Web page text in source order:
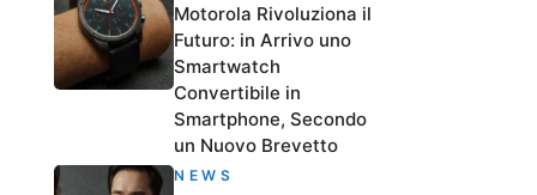
Motorola Rivoluziona il
Futuro: in Arrivo uno
Smartwatch
Convertibile in
Smartphone, Secondo
un Nuovo Brevetto
NEWS